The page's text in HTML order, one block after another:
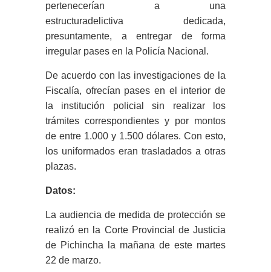
pertenecerían a una
estructuradelictiva dedicada,
presuntamente, a entregar de forma
irregular pases en la Policía Nacional.
De acuerdo con las investigaciones de la
Fiscalía, ofrecían pases en el interior de
la institución policial sin realizar los
trámites correspondientes y por montos
de entre 1.000 y 1.500 dólares. Con esto,
los uniformados eran trasladados a otras
plazas.
Datos:
La audiencia de medida de protección se
realizó en la Corte Provincial de Justicia
de Pichincha la mañana de este martes
22 de marzo.